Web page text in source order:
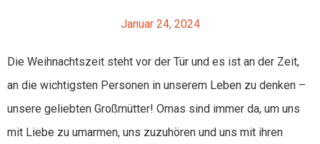
Januar 24, 2024
Die Weihnachtszeit steht vor der Tür und es ist an der Zeit,
an die wichtigsten Personen in unserem Leben zu denken –
unsere geliebten Großmütter! Omas sind immer da, um uns
mit Liebe zu umarmen, uns zuzuhören und uns mit ihren